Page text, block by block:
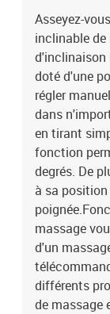
larges accoudoirs
une sensation
vous sentir
aspect simple et
pratique : ce
votre
main.Cadre solide
structure solide et
confortable et
polyester), métal,
fibre de
x 95,5 cm (l x P x
x P x H)Largeur
cmHauteur du
accoudoirs à
chauffageType
pointsTension
Asseyez-
inclinable
d'inclinaison
doté d'une
régler
dans
en tirant
fonction
degrés. De
à sa
massage
d'un
différents
de massage